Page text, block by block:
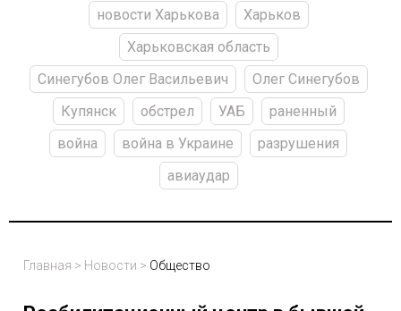
новости Харькова
Харьков
Харьковская область
Синегубов Олег Васильевич
Олег Синегубов
Купянск
обстрел УАБ
раненный
война
война в Украине
разрушения
авиаудар
Главная > Новости > Общество